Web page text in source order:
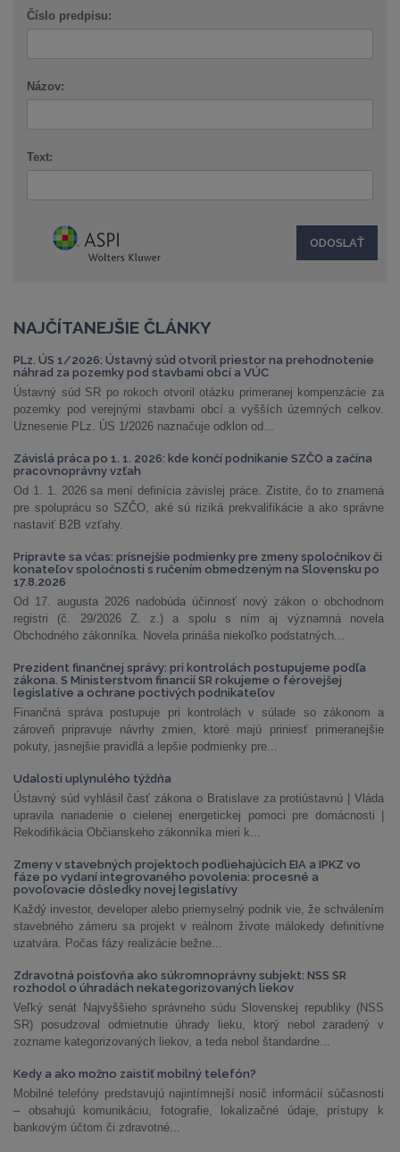
Číslo predpisu:
Názov:
Text:
NAJČÍTANEJŠIE ČLÁNKY
PLz. ÚS 1/2026: Ústavný súd otvoril priestor na prehodnotenie
náhrad za pozemky pod stavbami obcí a VÚC
Ústavný súd SR po rokoch otvoril otázku primeranej kompenzácie za
pozemky pod verejnými stavbami obcí a vyšších územných celkov.
Uznesenie PLz. ÚS 1/2026 naznačuje odklon od...
Závislá práca po 1. 1. 2026: kde končí podnikanie SZČO a začína
pracovnoprávny vzťah
Od 1. 1. 2026 sa mení definícia závislej práce. Zistite, čo to znamená
pre spoluprácu so SZČO, aké sú riziká prekvalifikácie a ako správne
nastaviť B2B vzťahy.
Pripravte sa včas: prísnejšie podmienky pre zmeny spoločníkov či
konateľov spoločnosti s ručením obmedzeným na Slovensku po
17.8.2026
Od 17. augusta 2026 nadobúda účinnosť nový zákon o obchodnom
registri (č. 29/2026 Z. z.) a spolu s ním aj významná novela
Obchodného zákonníka. Novela prináša niekoľko podstatných...
Prezident finančnej správy: pri kontrolách postupujeme podľa
zákona. S Ministerstvom financií SR rokujeme o férovejšej
legislatíve a ochrane poctivých podnikateľov
Finančná správa postupuje pri kontrolách v súlade so zákonom a
zároveň pripravuje návrhy zmien, ktoré majú priniesť primeranejšie
pokuty, jasnejšie pravidlá a lepšie podmienky pre...
Udalosti uplynulého týždňa
Ústavný súd vyhlásil časť zákona o Bratislave za protiústavnú | Vláda
upravila nariadenie o cielenej energetickej pomoci pre domácnosti |
Rekodifikácia Občianskeho zákonníka mieri k...
Zmeny v stavebných projektoch podliehajúcich EIA a IPKZ vo
fáze po vydaní integrovaného povolenia: procesné a
povoľovacie dôsledky novej legislatívy
Každý investor, developer alebo priemyselný podnik vie, že schválením
stavebného zámeru sa projekt v reálnom živote málokedy definitívne
uzatvára. Počas fázy realizácie bežne...
Zdravotná poisťovňa ako súkromnoprávny subjekt: NSS SR
rozhodol o úhradách nekategorizovaných liekov
Veľký senát Najvyššieho správneho súdu Slovenskej republiky (NSS
SR) posudzoval odmietnutie úhrady lieku, ktorý nebol zaradený v
zozname kategorizovaných liekov, a teda nebol štandardne...
Kedy a ako možno zaistiť mobilný telefón?
Mobilné telefóny predstavujú najintímnejší nosič informácií súčasnosti
– obsahujú komunikáciu, fotografie, lokalizačné údaje, prístupy k
bankovým účtom či zdravotné...